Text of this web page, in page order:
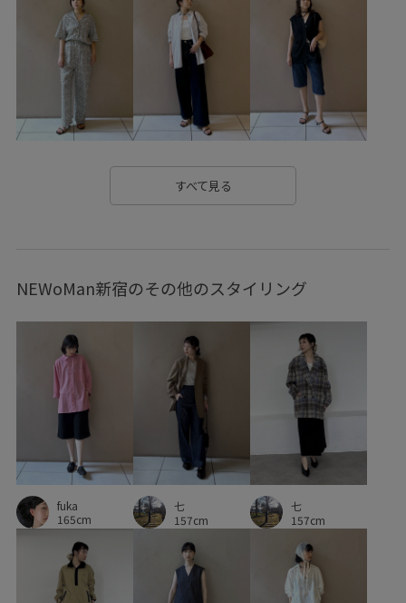
レイヤード 二の腕が隠れる 伸縮性
合わせやすい 夏の機能素材アイテム 幅広
快適なはき心地 快適な着心地
普段使いも出来る 着やすい 着映え 立体的 薄手
すべて見る
NEWoMan新宿のその他のスタイリング
fuka
165cm
七
157cm
七
157cm